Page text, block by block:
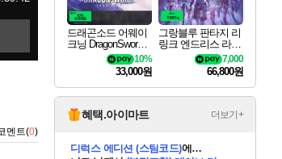
멘트(0)
드래곤소드 어웨이
크닝 DragonSword A
10%
33,000원
그랑블루 판타지 리
링크 엔드리스 라그
나로크 Granblue Fa
ntasy Relink Endless
7,000
66,800원
혜택.아이마트 더보기+
니코님께서(본편포함) 데이브 더